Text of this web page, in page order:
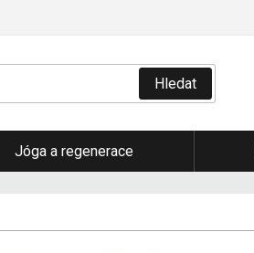
Hledat
Jóga a regenerace